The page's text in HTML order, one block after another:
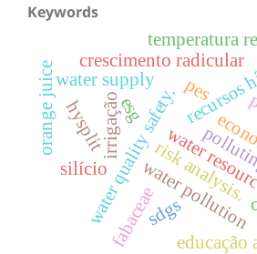
Keywords
water quality safety.
water supply
risk analysis.
water pollution
water
irrigação
temperatura
pes
esg
educação
fabaceae
silício
crescimento radicular
sdgs
orange juicehysplit